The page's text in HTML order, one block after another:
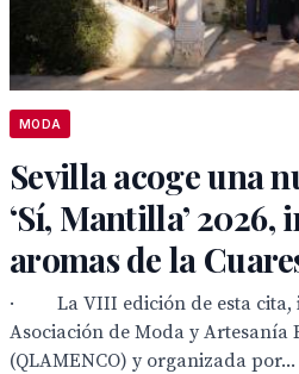
MODA
Sevilla acoge una
‘Sí, Mantilla’ 2026,
aromas de la
· La VIII edición de esta cita,
Asociación de Moda y Artesanía
(QLAMENCO) y organizada por...